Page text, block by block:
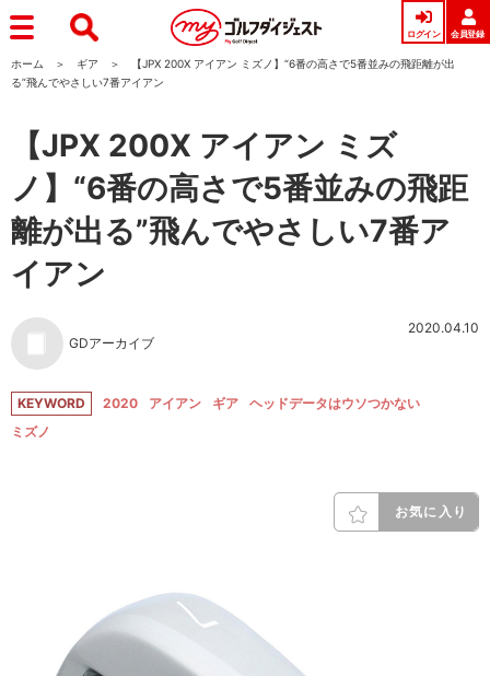
ログイン 会員登録
ホーム ギア
【JPX 200X アイアン ミズノ】“6番の高さで5番並みの飛距離が出
る”飛んでやさしい7番アイアン
【JPX 200X アイアン ミズ
ノ】“6番の高さで5番並みの飛距
離が出る”飛んでやさしい7番ア
イアン
GDアーカイブ
2020.04.10
KEYWORD 2020 アイアン ギア
ヘッドデータはウソつかない
ミズノ
お気に入り